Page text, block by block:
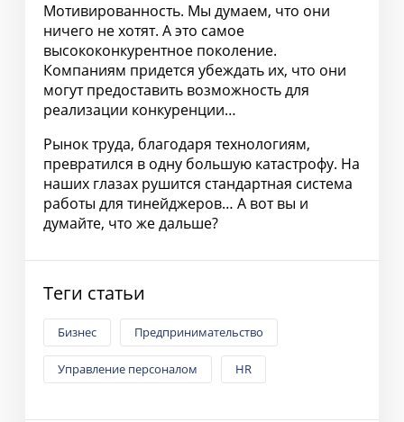
Мотивированность. Мы думаем, что они
ничего не хотят. А это самое
высококонкурентное поколение.
Компаниям придется убеждать их, что они
могут предоставить возможность для
реализации конкуренции…
Рынок труда, благодаря технологиям,
превратился в одну большую катастрофу. На
наших глазах рушится стандартная система
работы для тинейджеров… А вот вы и
думайте, что же дальше?
Теги статьи
Бизнес Предпринимательство
Управление персоналом HR